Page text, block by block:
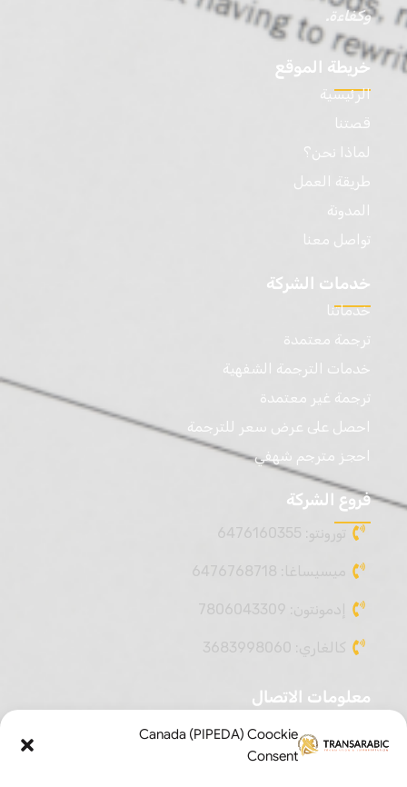
Canada (PIPEDA) Coockie
Consent
وكفاءة.
خريطة الموقع
الرئيسية
قصتنا
لماذا نحن؟
طريقة العمل
المدونة
تواصل معنا
خدمات الشركة
خدماتنا
ترجمة معتمدة
خدمات الترجمة الشفهية
ترجمة غير معتمدة
احصل على عرض سعر للترجمة
احجز مترجم شهفي
فروع الشركة
تورونتو: 6476160355
ميسيساغا: 6476768718
كالغاري: 3683998060
معلومات الاتصال
647-616-0355